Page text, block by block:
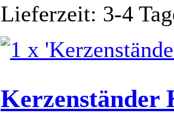
Lieferzeit: 3-4
Kerzenständer